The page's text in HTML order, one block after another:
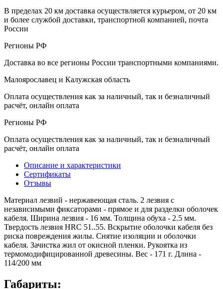
В пределах 20 км доставка осуществляется курьером, от 20 км
и более службой доставки, транспортной компанией, почта
России
Регионы РФ
Доставка во все регионы России транспортными компаниями.
Малоярославец и Калужская область
Оплата осуществления как за наличный, так и безналичный
расчёт, онлайн оплата
Регионы РФ
Оплата осуществления как за наличный, так и безналичный
расчёт, онлайн оплата
Описание и характеристики
Сертификаты
Отзывы
Материал лезвий - нержавеющая сталь. 2 лезвия с
независимыми фиксаторами - прямое и для разделки оболочек
кабеля. Ширина лезвия - 16 мм. Толщина обуха - 2.5 мм.
Твердость лезвия HRC 51..55. Вскрытие оболочки кабеля без
риска повреждения жилы. Снятие изоляции и оболочки
кабеля. Зачистка жил от окисной пленки. Рукоятка из
термомодифицированной древесины. Вес - 171 г. Длина -
114/200 мм
Габариты: